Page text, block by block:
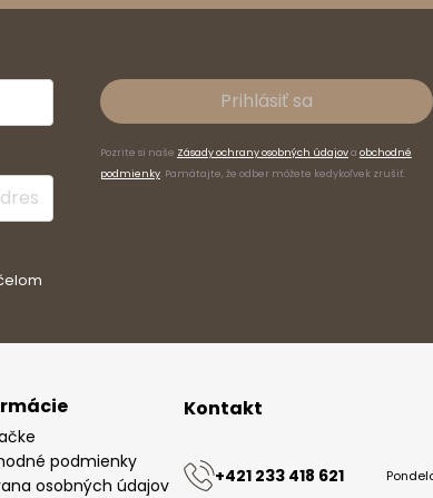
Prihlásiť sa
Pozrite si naše Zásady ochrany osobných údajova obchodné
podmienky. Pamätajte, že odber môžete kedykoľvek zrušiť.
podmienky
osobných údajov
Kontakt
+421 233 418 621